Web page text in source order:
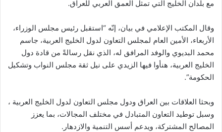
مع بلدان الخليج التي تمثل العمق العربي للعراق.
وقال المكتب الإعلامي في بيان، إنّه “استقبل رئيس مجلس الوزراء،
الأربعاء، الأمين العام لمجلس التعاون لدول الخليج العربية، جاسم
محمد البديوي والوفد المرافق له، الذي نقل رسالةً من قادة دول
الخليج العربية، هنأوا فيها الزيدي على نيل ثقة مجلس النواب وتشكيل
الحكومة”.
وبحثا العلاقات بين العراق ودول مجلس التعاون لدول الخليج العربية ،
وسبل توطيد التعاون المتبادل في مختلف المجالات، بما يعزز
المصالح المشتركة، ويدعم أسس التنمية والازدهار.